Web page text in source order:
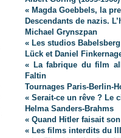
« Magda Goebbels, la
Descendants de nazis.
Michael Grynszpan
« Les studios
Lück et Daniel
« La fabrique du film
Faltin
Tournages Paris-Berlin-
« Serait-ce un rêve ? Le
Helma Sanders-Brahms
« Quand Hitler faisait
« Les films interdits du